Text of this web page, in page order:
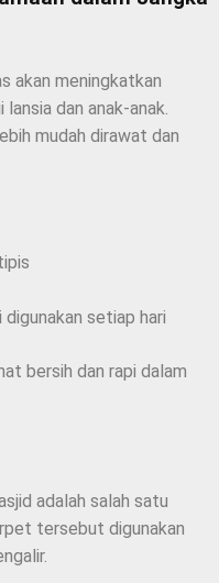
akan meningkatkan
dan anak-anak.
mudah dirawat dan
setiap hari
bersih dan rapi dalam
adalah salah satu
tersebut digunakan